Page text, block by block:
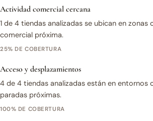
Actividad comercial cercana
1 de 4 tiendas analizadas se ubican en zonas
comercial próxima.
25% DE COBERTURA
Acceso y desplazamientos
4 de 4 tiendas analizadas están en entornos
paradas próximas.
100% DE COBERTURA